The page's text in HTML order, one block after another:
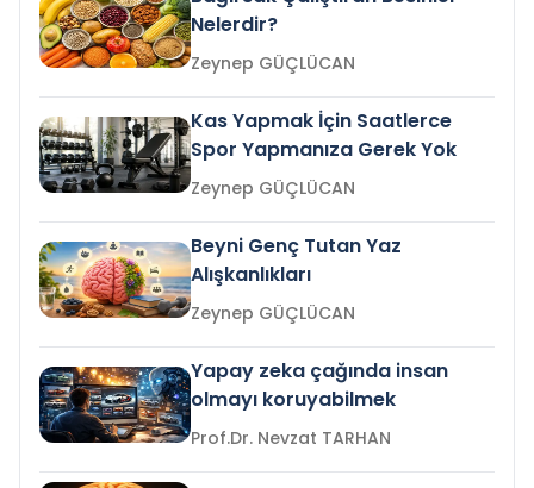
Nelerdir?
Zeynep GÜÇLÜCAN
Kas Yapmak İçin Saatlerce
Spor Yapmanıza Gerek Yok
Zeynep GÜÇLÜCAN
Beyni Genç Tutan Yaz
Alışkanlıkları
Zeynep GÜÇLÜCAN
Yapay zeka çağında insan
olmayı koruyabilmek
Prof.Dr. Nevzat TARHAN